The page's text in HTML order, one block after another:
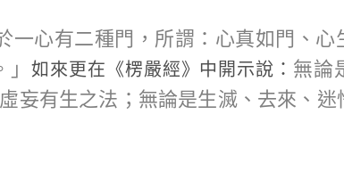
一心有二種門，所謂：心真如門、心
」如來更在《楞嚴經》中開示說： 無論
妄有生之法；無論是生滅、去來、迷